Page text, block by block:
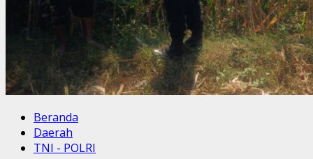
Beranda
Daerah
TNI - POLRI